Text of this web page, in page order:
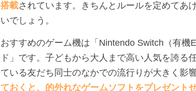
搭載されています。きちんとルールを定めてあ
いでしょう。
おすすめのゲーム機は「Nintendo Switch（有
ド」です。子どもから大人まで高い人気を誇る
ている友だち同士のなかでの流行りが大きく影
ておくと、的外れなゲームソフトをプレゼント